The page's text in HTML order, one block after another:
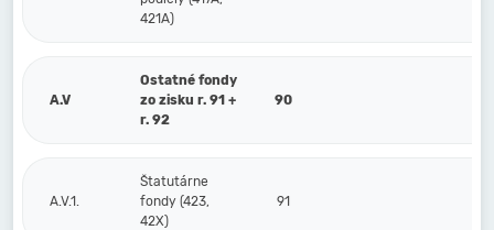
421A)
A.V
Ostatné fondy
zo zisku r. 91 +
r. 92
90
A.V.1.
Štatutárne
fondy (423,
42X)
91